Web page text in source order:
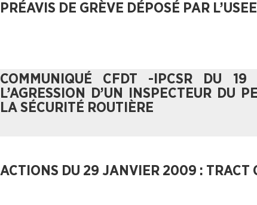
PRÉAVIS DE GRÈVE DÉPOSÉ PAR
COMMUNIQUÉ CFDT -IPCSR DU
L’AGRESSION D’UN INSPECTEUR DU
LA SÉCURITÉ ROUTIÈRE
ACTIONS DU 29 JANVIER 2009 : TRACT